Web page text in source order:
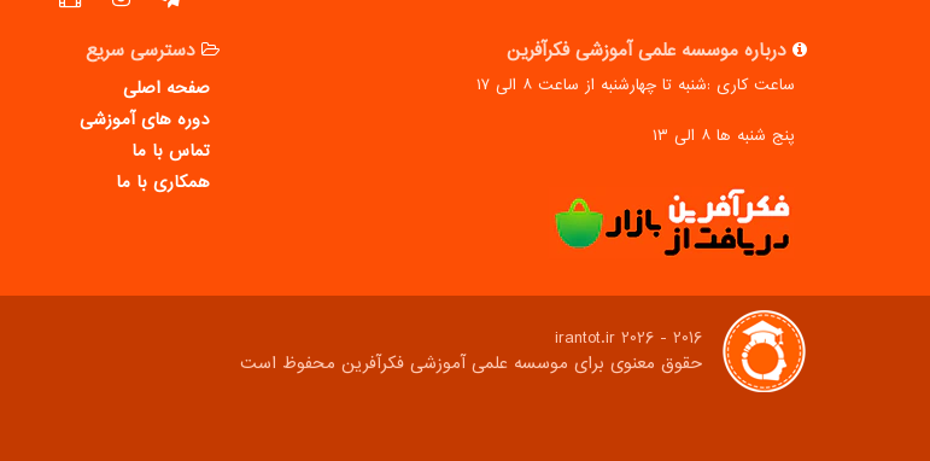
درباره موسسه علمی آموزشی فکرآفرین
ساعت کاری :شنبه تا چهارشنبه از ساعت ۸ الی ۱۷
پنج شنبه ها ۸ الی ۱۳
دسترسی سریع
صفحه اصلی
دوره های آموزشی
تماس با ما
همکاری با ما
2016 - 2026 irantot.ir
حقوق معنوی برای موسسه علمی آموزشی فکرآفرین محفوظ است